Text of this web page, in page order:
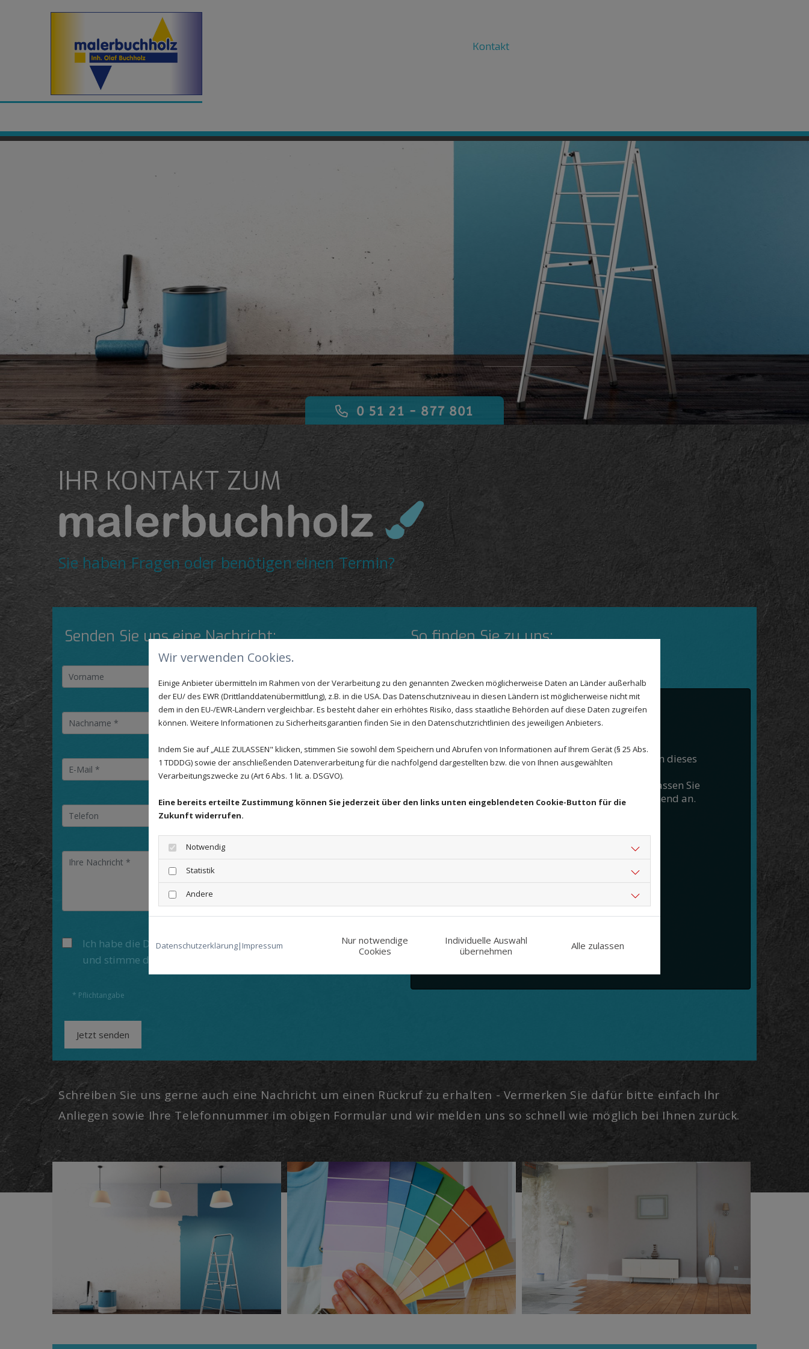
Kontakt
0 51 21 - 877 801
IHR KONTAKT ZUM
Sie haben Fragen oder benötigen einen Termin?
Senden Sie uns eine Nachricht:
Ich habe die Datenschutzerklärung zur Kenntnis genommen
und stimme der Verarbeitung meiner Daten zu. *
* Pflichtangabe
So finden Sie zu uns:
Aufgrund Ihrer Cookie-Einstellungen kann dieses
Modul nicht geladen werden.
Wenn Sie dieses Modul sehen möchten, passen Sie
bitte Ihre Cookie-Einstellungen entsprechend an.
Schreiben Sie uns gerne auch eine Nachricht um einen Rückruf zu erhalten - Vermerken Sie dafür bitte einfach Ihr
Anliegen sowie Ihre Telefonnummer im obigen Formular und wir melden uns so schnell wie möglich bei Ihnen zurück.
Wir verwenden Cookies.
Einige Anbieter übermitteln im Rahmen von der Verarbeitung zu den genannten Zwecken möglicherweise Daten an Länder außerhalb
der EU/ des EWR (Drittlanddatenübermittlung), z.B. in die USA. Das Datenschutzniveau in diesen Ländern ist möglicherweise nicht mit
dem in den EU-/EWR-Ländern vergleichbar. Es besteht daher ein erhöhtes Risiko, dass staatliche Behörden auf diese Daten zugreifen
können. Weitere Informationen zu Sicherheitsgarantien finden Sie in den Datenschutzrichtlinien des jeweiligen Anbieters.
Indem Sie auf „ALLE ZULASSEN" klicken, stimmen Sie sowohl dem Speichern und Abrufen von Informationen auf Ihrem Gerät (§ 25 Abs.
1 TDDDG) sowie der anschließenden Datenverarbeitung für die nachfolgend dargestellten bzw. die von Ihnen ausgewählten
Verarbeitungszwecke zu (Art 6 Abs. 1 lit. a. DSGVO).
Eine bereits erteilte Zustimmung können Sie jederzeit über den links unten eingeblendeten Cookie-Button für die
Zukunft widerrufen.
Notwendig
Statistik
Andere
Datenschutzerklärung| Impressum
Nur notwendige
Cookies
Individuelle Auswahl
übernehmen
Alle zulassen